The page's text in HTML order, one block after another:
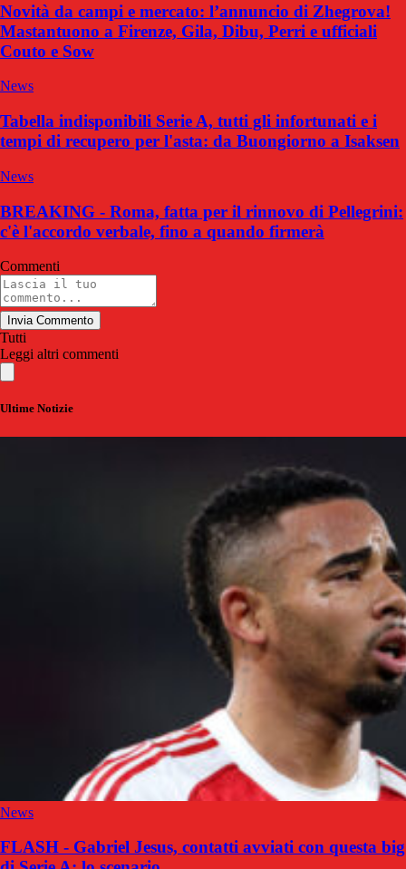
Novità da campi e mercato: l’annuncio di Zhegrova!
Mastantuono a Firenze, Gila, Dibu, Perri e ufficiali
Couto e Sow
News
Tabella indisponibili Serie A, tutti gli infortunati e i
tempi di recupero per l'asta: da Buongiorno a Isaksen
News
BREAKING - Roma, fatta per il rinnovo di Pellegrini:
c'è l'accordo verbale, fino a quando firmerà
Commenti
Invia Commento
Tutti
Leggi altri commenti
Ultime Notizie
News
FLASH - Gabriel Jesus, contatti avviati con questa big